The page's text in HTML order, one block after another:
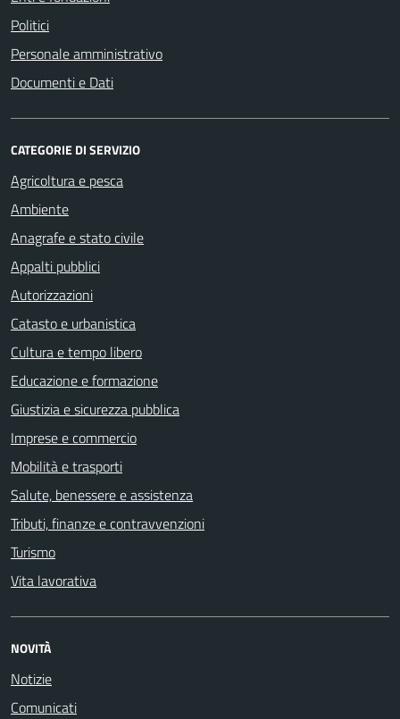
Politici
Personale amministrativo
Documenti e Dati
CATEGORIE DI SERVIZIO
Agricoltura e pesca
Ambiente
Anagrafe e stato civile
Appalti pubblici
Autorizzazioni
Catasto e urbanistica
Cultura e tempo libero
Educazione e formazione
Giustizia e sicurezza pubblica
Imprese e commercio
Mobilità e trasporti
Salute, benessere e assistenza
Tributi, finanze e contravvenzioni
Turismo
Vita lavorativa
NOVITÀ
Notizie
Comunicati